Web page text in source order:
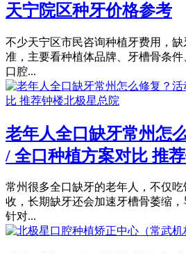
天宁院区种牙价格参考
不少天宁区市民咨询种植牙费用，
准，主要看种植体品牌、牙槽骨条
口腔...
老年人全口缺牙常州怎
/ 全口种植方案对比 推
常州很多全口缺牙的老年人，不仅
收，长期缺牙还会加速牙槽骨萎缩
针对...